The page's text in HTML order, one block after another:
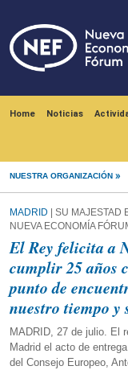
Home Noticias
NUESTRA ORGANIZACIÓN
MADRID | SU MAJESTAD
NUEVA ECONOMÍA
El Rey felicita a
cumplir 25 años
punto de
nuestro tiempo y
MADRID, 27 de julio. El
Madrid el acto de
del Consejo Europeo,